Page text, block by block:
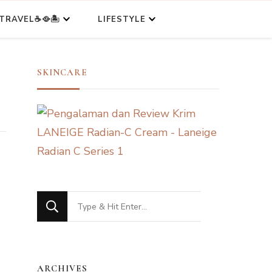
LIFESTYLE
SKINCARE
Looking
for
ARCHIVES